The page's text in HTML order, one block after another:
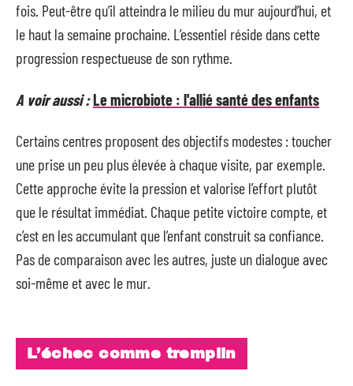
fois. Peut-être qu’il atteindra le milieu du mur aujourd’hui, et
le haut la semaine prochaine. L’essentiel réside dans cette
progression respectueuse de son rythme.
A voir aussi :Le microbiote : l'allié santé des enfants
Certains centres proposent des objectifs modestes : toucher
une prise un peu plus élevée à chaque visite, par exemple.
Cette approche évite la pression et valorise l’effort plutôt
que le résultat immédiat. Chaque petite victoire compte, et
c’est en les accumulant que l’enfant construit sa confiance.
Pas de comparaison avec les autres, juste un dialogue avec
soi-même et avec le mur.
L’échec comme tremplin